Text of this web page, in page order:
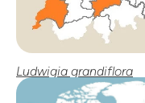
Ludwigia grandiflora